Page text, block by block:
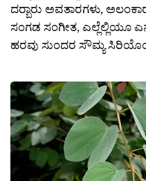
ದರ‍್ಬಾರು ಅವತಾರಗಳು,
ಸಂಗಡ ಸಂಗೀತ, ಎಲ್ಲೆಲ್ಲಿಯೂ
ಹರವು ಸುಂದರ ಸೌಮ್ಯ